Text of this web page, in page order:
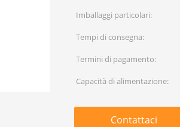
Imballaggi particolari:
Tempi di consegna:
Termini di pagamento:
Capacità di alimentazione:
Contattaci